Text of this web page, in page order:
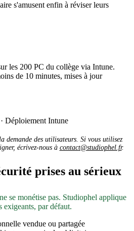
s'amusent enfin à réviser leurs
les 200 PC du collège via Intune.
de 10 minutes, mises à jour
Déploiement Intune
demande des utilisateurs. Si vous utilisez
écrivez-nous à contact@studiophel.fr.
prises au sérieux
se monétise pas. Studiophel applique
exigeants, par défaut.
vendue ou partagée